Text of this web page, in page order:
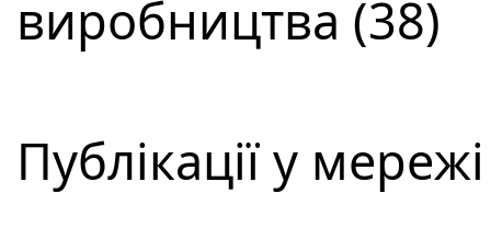
виробництва (38)
Публікації у